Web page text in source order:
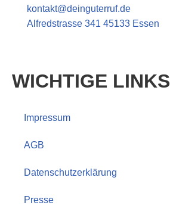
kontakt@deinguterruf.de
Alfredstrasse 341 45133 Essen
WICHTIGE LINKS
Impressum
AGB
Datenschutzerklärung
Presse